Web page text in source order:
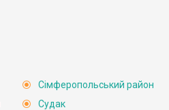
Сімферопольський район
Судак